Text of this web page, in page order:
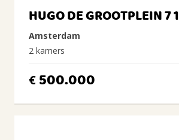
HUGO DE GROOTPLEIN 7 1
Amsterdam
2 kamers
€ 500.000